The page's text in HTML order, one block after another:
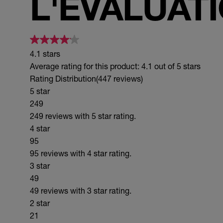
4.1 stars
Average rating for this product: 4.1 out of 5 stars
Rating Distribution(447 reviews)
5 star
249
249 reviews with 5 star rating.
4 star
95
95 reviews with 4 star rating.
3 star
49
49 reviews with 3 star rating.
2 star
21